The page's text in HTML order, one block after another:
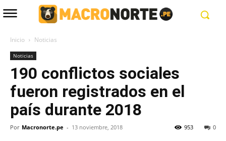
Inicio Noticias
Noticias
190 conflictos sociales
fueron registrados en el
país durante 2018
Por Macronorte.pe - 13 noviembre, 2018 0
953